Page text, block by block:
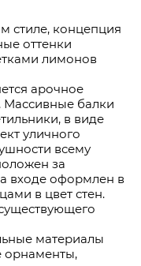
стиле, концепция
оттенки
лимонов
арочное
Массивные балки
в виде
уличного
всему
за
входе оформлен в
в цвет стен.
материалы
орнаменты,